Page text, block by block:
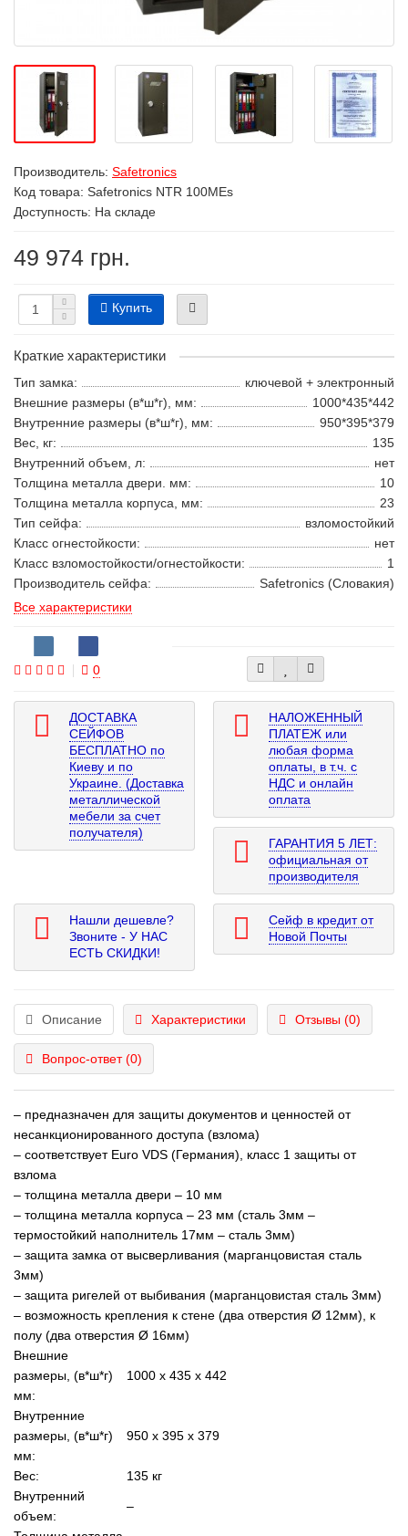
Производитель: Safetronics
Код товара: Safetronics NTR 100MEs
Доступность: На складе
49 974 грн.
Купить
Краткие характеристики
Тип замка:
ключевой + электронный
Внешние размеры (в*ш*г), мм:
1000*435*442
Внутренние размеры (в*ш*г), мм:
950*395*379
Вес, кг:
135
Внутренний объем, л:
нет
Толщина металла двери. мм:
10
Толщина металла корпуса, мм:
23
Тип сейфа:
взломостойкий
Класс огнестойкости:
нет
Класс взломостойкости/огнестойкости:
1
Производитель сейфа:
Safetronics (Словакия)
Все характеристики
0
ДОСТАВКА
СЕЙФОВ
БЕСПЛАТНО по
Киеву и по
Украине. (Доставка
металлической
мебели за счет
получателя)
НАЛОЖЕННЫЙ
ПЛАТЕЖ или
любая форма
оплаты, в т.ч. с
НДС и онлайн
оплата
ГАРАНТИЯ 5 ЛЕТ:
официальная от
производителя
Нашли дешевле?
Звоните - У НАС
ЕСТЬ СКИДКИ!
Сейф в кредит от
Новой Почты
Описание Характеристики Отзывы (0)
Вопрос-ответ(0)
– предназначен для защиты документов и ценностей от
несанкционированного доступа (взлома)
– соответствует Euro VDS (Германия), класс 1 защиты от
взлома
– толщина металла двери – 10 мм
– толщина металла корпуса – 23 мм (сталь 3мм –
термостойкий наполнитель 17мм – сталь 3мм)
– защита замка от высверливания (марганцовистая сталь
3мм)
– защита ригелей от выбивания (марганцовистая сталь 3мм)
– возможность крепления к стене (два отверстия Ø 12мм), к
полу (два отверстия Ø 16мм)
Внешние
размеры, (в*ш*г)
мм:
1000 х 435 х 442
Внутренние
размеры, (в*ш*г)
мм:
950 х 395 х 379
Вес:
135 кг
Внутренний
объем:
–